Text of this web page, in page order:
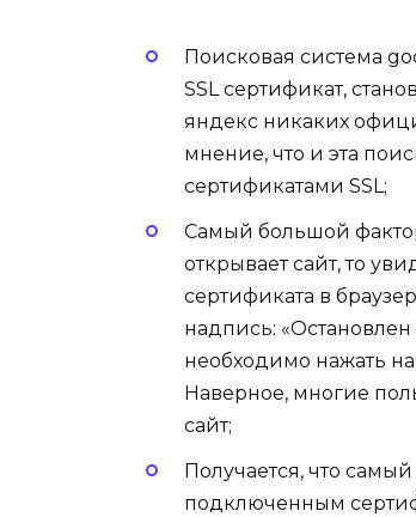
Поисковая система
SSL сертификат,
яндекс никаких
мнение, что и эта
сертификатами SSL;
Самый большой
открывает сайт, то
сертификата в
надпись:
необходимо нажать
Наверное, многие
сайт;
Получается, что
подключенным